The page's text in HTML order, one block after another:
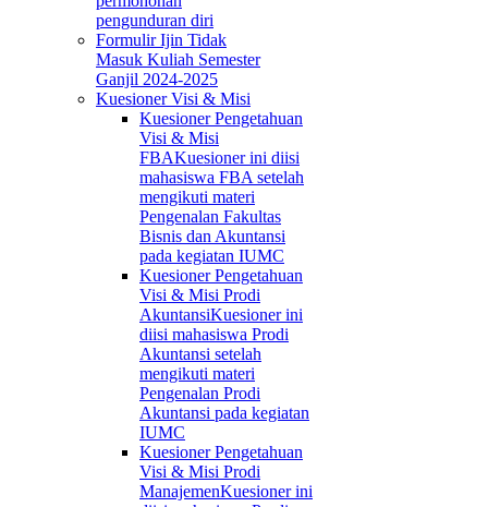
pengunduran diri
Formulir Ijin Tidak
Masuk Kuliah Semester
Ganjil 2024-2025
Kuesioner Visi & Misi
Kuesioner Pengetahuan
Visi & Misi
FBAKuesioner ini diisi
mahasiswa FBA setelah
mengikuti materi
Pengenalan Fakultas
Bisnis dan Akuntansi
pada kegiatan IUMC
Kuesioner Pengetahuan
Visi & Misi Prodi
AkuntansiKuesioner ini
diisi mahasiswa Prodi
Akuntansi setelah
mengikuti materi
Pengenalan Prodi
Akuntansi pada kegiatan
IUMC
Kuesioner Pengetahuan
Visi & Misi Prodi
ManajemenKuesioner ini